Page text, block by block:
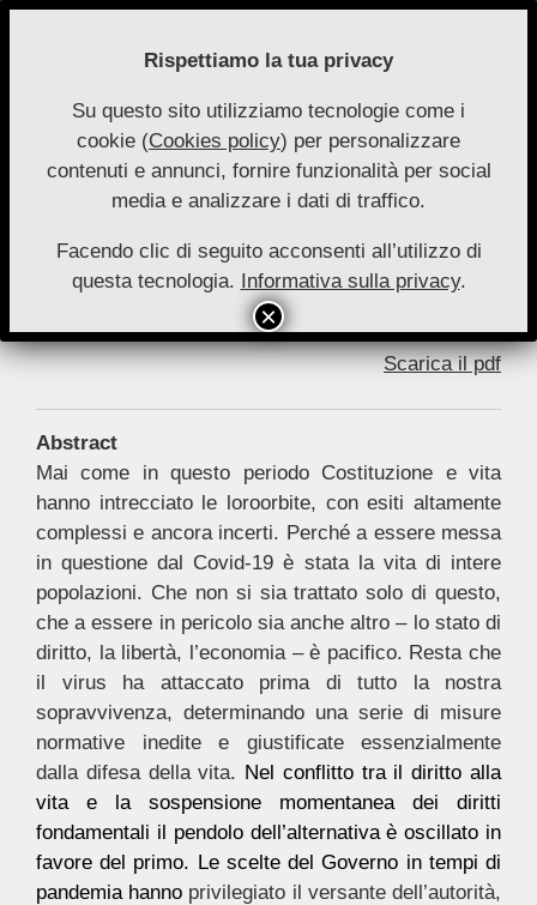
Skip
Nuove
Autonomie
Primary
Navigation
Menu
By: Felice Blando On: 13 Marzo 2022 In: Saggi 3-2021
Scarica il pdf
Abstract
Mai come in questo periodo Costituzione e vita
hanno intrecciato le loroorbite, con esiti altamente
complessi e ancora incerti. Perché a essere messa
in questione dal Covid-19 è stata la vita di intere
popolazioni. Che non si sia trattato solo di questo,
che a essere in pericolo sia anche altro – lo stato di
diritto, la libertà, l’economia – è pacifico. Resta che
il virus ha attaccato prima di tutto la nostra
sopravvivenza, determinando una serie di misure
normative inedite e giustificate essenzialmente
dalla difesa della vita. Nel conflitto tra il diritto alla
vita e la sospensione momentanea dei diritti
fondamentali il pendolo dell’alternativa è oscillato in
favore del primo. Le scelte del Governo in tempi di
pandemia hanno privilegiato il versante dell’autorità,
Rispettiamo la tua privacy
Su questo sito utilizziamo tecnologie come i
cookie (Cookies policy) per personalizzare
contenuti e annunci, fornire funzionalità per social
media e analizzare i dati di traffico.
Facendo clic di seguito acconsenti all’utilizzo di
questa tecnologia. Informativa sulla privacy.